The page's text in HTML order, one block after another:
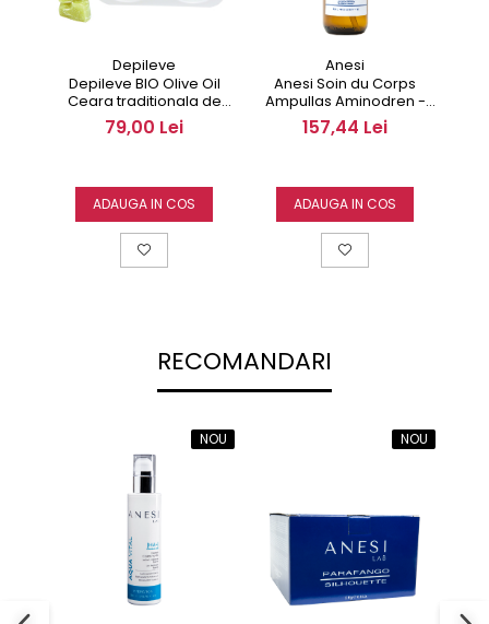
Depileve
Depileve BIO Olive Oil
Ceara traditionala de
epilare 1000gr fara benzi
de epilat
79,00 Lei
ADAUGA IN COS
Anesi
Anesi Soin du Corps
Ampullas Aminodren -
Fiole pentru Fermitate si
Drenaj 150 ml
157,44 Lei
ADAUGA IN COS
RECOMANDARI
NOU NOU